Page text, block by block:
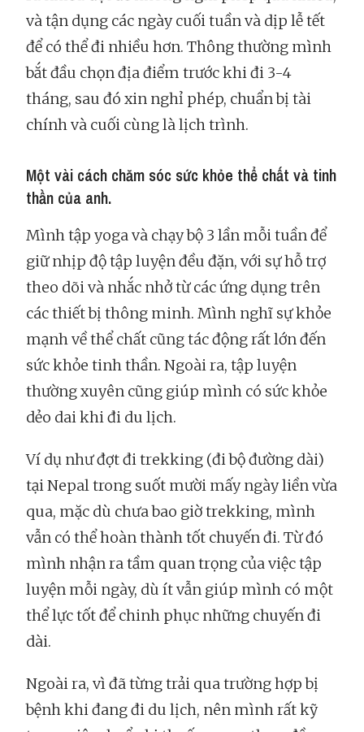
và tận dụng các ngày cuối tuần và dịp lễ tết
để có thể đi nhiều hơn. Thông thường mình
bắt đầu chọn địa điểm trước khi đi 3-4
tháng, sau đó xin nghỉ phép, chuẩn bị tài
chính và cuối cùng là lịch trình.
Một vài cách chăm sóc sức khỏe thể chất và tinh
thần của anh.
Mình tập yoga và chạy bộ 3 lần mỗi tuần để
giữ nhịp độ tập luyện đều đặn, với sự hỗ trợ
theo dõi và nhắc nhở từ các ứng dụng trên
các thiết bị thông minh. Mình nghĩ sự khỏe
mạnh về thể chất cũng tác động rất lớn đến
sức khỏe tinh thần. Ngoài ra, tập luyện
thường xuyên cũng giúp mình có sức khỏe
dẻo dai khi đi du lịch.
Ví dụ như đợt đi trekking (đi bộ đường dài)
tại Nepal trong suốt mười mấy ngày liền vừa
qua, mặc dù chưa bao giờ trekking, mình
vẫn có thể hoàn thành tốt chuyến đi. Từ đó
mình nhận ra tầm quan trọng của việc tập
luyện mỗi ngày, dù ít vẫn giúp mình có một
thể lực tốt để chinh phục những chuyến đi
dài.
Ngoài ra, vì đã từng trải qua trường hợp bị
bệnh khi đang đi du lịch, nên mình rất kỹ